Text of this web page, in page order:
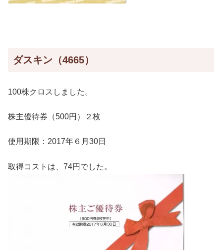
ダスキン（4665）
100株クロスしました。
株主優待券（500円）２枚
使用期限：2017年６月30日
取得コストは、74円でした。